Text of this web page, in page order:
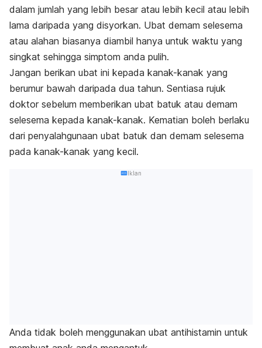
dalam jumlah yang lebih besar atau lebih kecil atau lebih
lama daripada yang disyorkan. Ubat demam selesema
atau alahan biasanya diambil hanya untuk waktu yang
singkat sehingga simptom anda pulih.
Jangan berikan ubat ini kepada kanak-kanak yang
berumur bawah daripada dua tahun. Sentiasa rujuk
doktor sebelum memberikan ubat batuk atau demam
selesema kepada kanak-kanak. Kematian boleh berlaku
dari penyalahgunaan ubat batuk dan demam selesema
pada kanak-kanak yang kecil.
Iklan
Anda tidak boleh menggunakan ubat antihistamin untuk